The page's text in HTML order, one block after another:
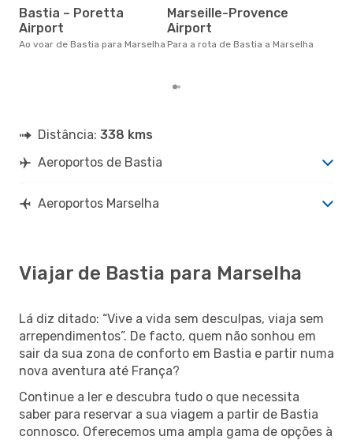
Bastia – Poretta
Airport
Ao voar de Bastia para Marselha
Marseille-Provence
Airport
Para a rota de Bastia a Marselha
Distância: 338 kms
Aeroportos de Bastia
Aeroportos Marselha
Viajar de Bastia para Marselha
Lá diz ditado: “Vive a vida sem desculpas, viaja sem
arrependimentos”. De facto, quem não sonhou em
sair da sua zona de conforto em Bastia e partir numa
nova aventura até França?
Continue a ler e descubra tudo o que necessita
saber para reservar a sua viagem a partir de Bastia
connosco. Oferecemos uma ampla gama de opções à